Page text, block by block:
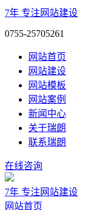
7年 专注网站建设
0755-25705261
网站首页
网站建设
网站模板
网站案例
新闻中心
关于瑞朗
联系瑞朗
在线咨询
7年 专注网站建设
网站首页